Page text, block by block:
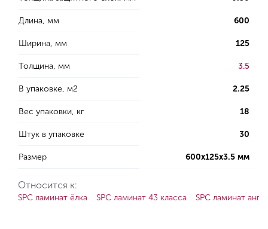
Длина, мм 600
Ширина, мм 125
Толщина, мм 3.5
В упаковке, м2 2.25
Вес упаковки, кг 18
Штук в упаковке 30
Размер 600х125х3.5 мм
Относится к:
SPC ламинат ёлка SPC ламинат 43 класса SPC ламинат